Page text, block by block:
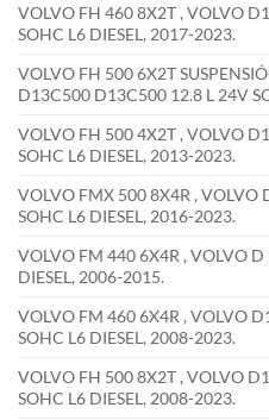
VOLVO FH 460 8X2T , VOLVO
SOHC L6 DIESEL, 2017-2023.
VOLVO FH 500 6X2T
D13C500 D13C500 12.8 L 24V
VOLVO FH 500 4X2T , VOLVO
SOHC L6 DIESEL, 2013-2023.
VOLVO FMX 500 8X4R ,
SOHC L6 DIESEL, 2016-2023.
VOLVO FM 440 6X4R , VOLVO
DIESEL, 2006-2015.
VOLVO FM 460 6X4R , VOLVO
SOHC L6 DIESEL, 2008-2023.
VOLVO FH 500 8X2T , VOLVO
SOHC L6 DIESEL, 2008-2023.